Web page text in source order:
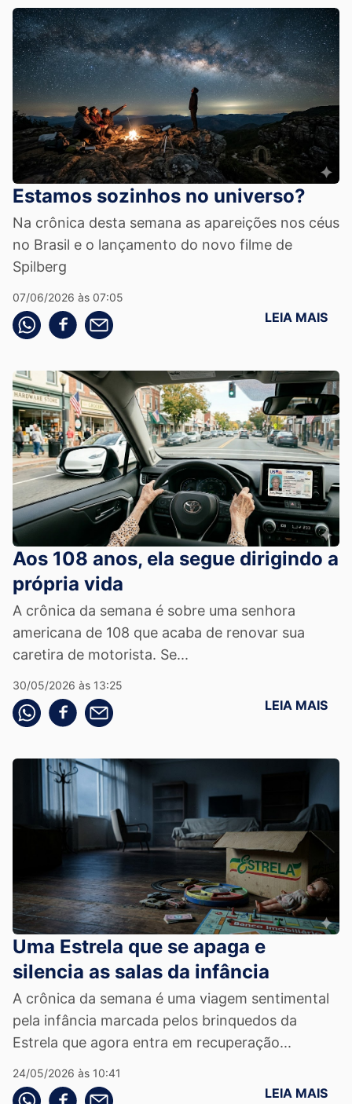
Estamos sozinhos no universo?
Na crônica desta semana as apareições nos céus
no Brasil e o lançamento do novo filme de
Spilberg
07/06/2026 às 07:05
Compartilhe pelo whatsapp
Compartilhar no facebook
Compartilhe pelo email LEIA MAIS
Aos 108 anos, ela segue dirigindo a
própria vida
A crônica da semana é sobre uma senhora
americana de 108 que acaba de renovar sua
caretira de motorista. Se...
30/05/2026 às 13:25
Compartilhe pelo whatsapp
Compartilhar no facebook
Compartilhe pelo email LEIA MAIS
Uma Estrela que se apaga e
silencia as salas da infância
A crônica da semana é uma viagem sentimental
pela infância marcada pelos brinquedos da
Estrela que agora entra em recuperação...
24/05/2026 às 10:41
Compartilhe pelo whatsapp
Compartilhar no facebook
Compartilhe pelo email LEIA MAIS